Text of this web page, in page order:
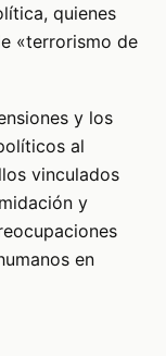
quienes
«terrorismo de
y los
al
vinculados
y
en